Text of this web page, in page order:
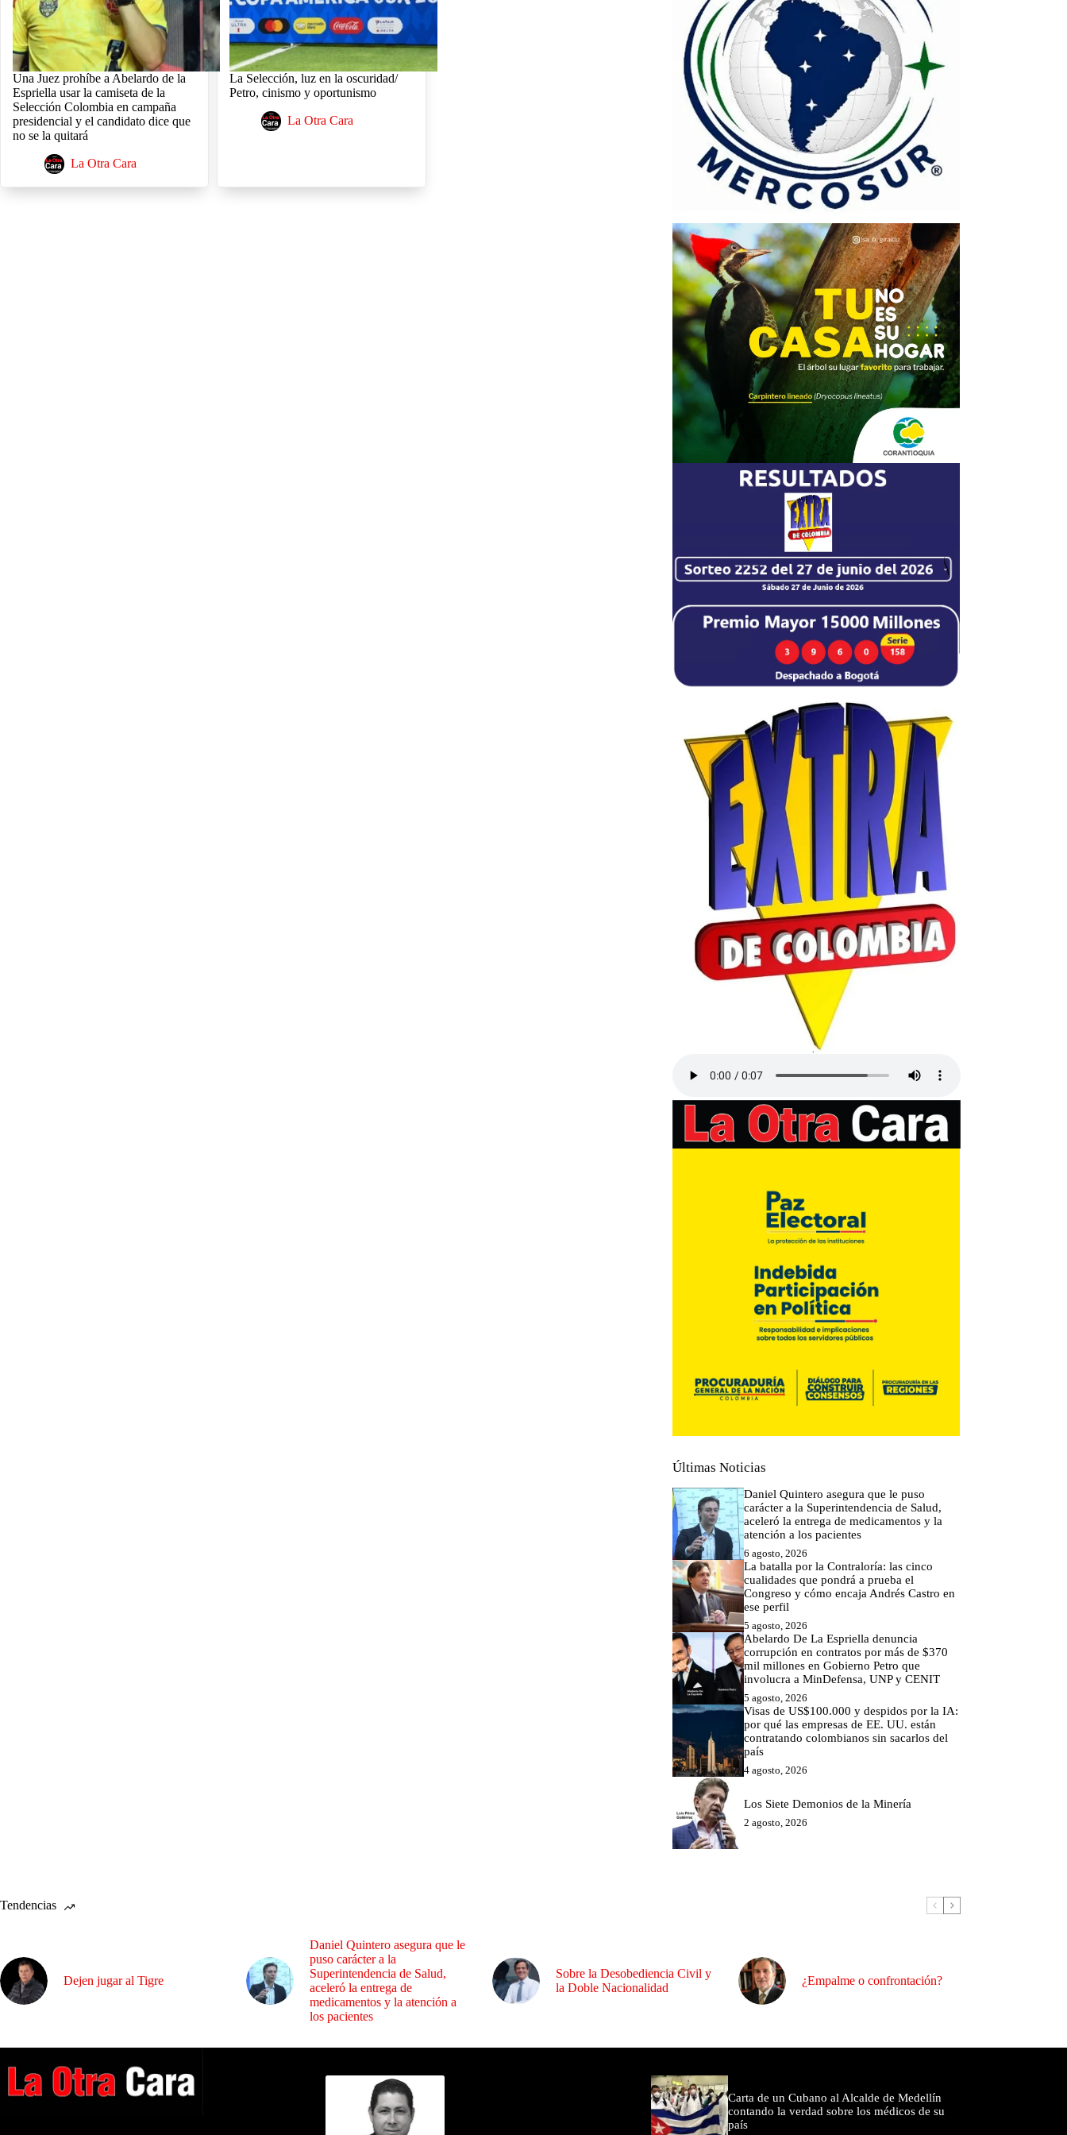
Una Juez prohíbe a Abelardo de la
Espriella usar la camiseta de la
Selección Colombia en campaña
presidencial y el candidato dice que
no se la quitará
La Otra Cara
La Selección, luz en la oscuridad/
Petro, cinismo y oportunismo
La Otra Cara
Últimas Noticias
Daniel Quintero asegura que le puso
carácter a la Superintendencia de Salud,
aceleró la entrega de medicamentos y la
atención a los pacientes
6 agosto, 2026
La batalla por la Contraloría: las cinco
cualidades que pondrá a prueba el
Congreso y cómo encaja Andrés Castro en
ese perfil
5 agosto, 2026
Abelardo De La Espriella denuncia
corrupción en contratos por más de $370
mil millones en Gobierno Petro que
involucra a MinDefensa, UNP y CENIT
5 agosto, 2026
Visas de US$100.000 y despidos por la IA:
por qué las empresas de EE. UU. están
contratando colombianos sin sacarlos del
país
4 agosto, 2026
Los Siete Demonios de la Minería
2 agosto, 2026
Tendencias
Dejen jugar al Tigre
Daniel Quintero asegura que le
puso carácter a la
Superintendencia de Salud,
aceleró la entrega de
medicamentos y la atención a
los pacientes
Sobre la Desobediencia Civil y
la Doble Nacionalidad
¿Empalme o confrontación?
Carta de un Cubano al Alcalde de Medellín
contando la verdad sobre los médicos de su
país